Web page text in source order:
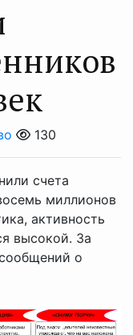
130
счета
миллионов
активность
высокой. За
о